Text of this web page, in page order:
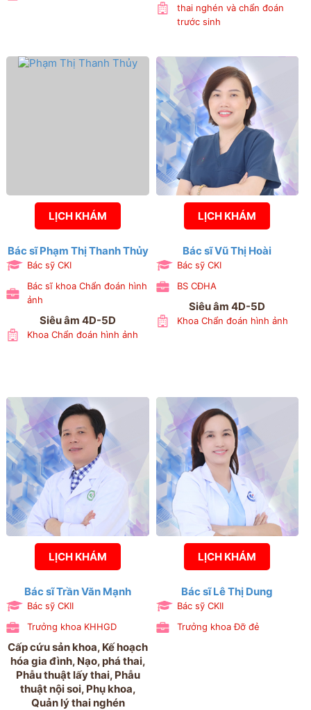
thai nghén và chẩn đoán
trước sinh
LỊCH KHÁM
Bác sĩ Phạm Thị Thanh Thủy
Bác sỹ CKI
Bác sĩ khoa Chẩn đoán hình
ảnh
Siêu âm 4D-5D
Khoa Chẩn đoán hình ảnh
LỊCH KHÁM
Bác sĩ Vũ Thị Hoài
Bác sỹ CKI
BS CĐHA
Siêu âm 4D-5D
Khoa Chẩn đoán hình ảnh
LỊCH KHÁM
Bác sĩ Trần Văn Mạnh
Bác sỹ CKII
Trưởng khoa KHHGD
Cấp cứu sản khoa, Kế hoạch
hóa gia đình, Nạo, phá thai,
Phẫu thuật lấy thai, Phẫu
thuật nội soi, Phụ khoa,
Quản lý thai nghén
LỊCH KHÁM
Bác sĩ Lê Thị Dung
Bác sỹ CKII
Trưởng khoa Đỡ đẻ